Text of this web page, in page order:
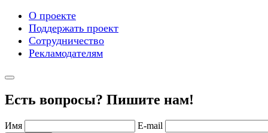
О проекте
Поддержать проект
Сотрудничество
Рекламодателям
Есть вопросы? Пишите нам!
Имя E-mail